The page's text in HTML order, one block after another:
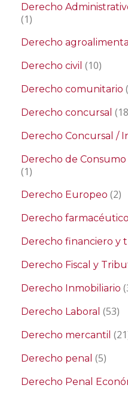
Derecho
(1)
Derecho
Derecho civil (10)
Derecho comunitario
Derecho concursal
Derecho Concursal /
Derecho de
(1)
Derecho Europeo (2)
Derecho farmacéutico
Derecho financiero y
Derecho Fiscal y
Derecho Inmobiliario
Derecho Laboral (53)
Derecho mercantil
Derecho penal (5)
Derecho Penal